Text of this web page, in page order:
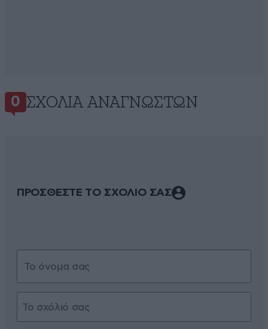
0 ΣΧΌΛΙΑ ΑΝΑΓΝΩΣΤΏΝ
ΠΡΟΣΘΕΣΤΕ ΤΟ ΣΧΟΛΙΟ ΣΑΣ